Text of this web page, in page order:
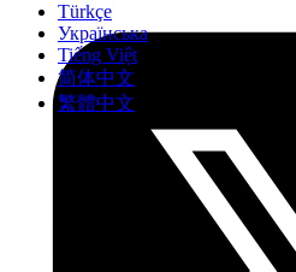
Türkçe
Українська
Tiếng Việt
简体中文
繁體中文